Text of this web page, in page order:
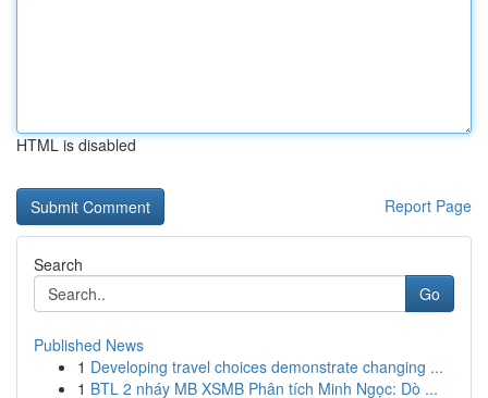
HTML is disabled
Report Page
Search
Go
Published News
1 Developing travel choices demonstrate changing ...
1 BTL 2 nháy MB XSMB Phân tích Minh Ngọc: Dò ...